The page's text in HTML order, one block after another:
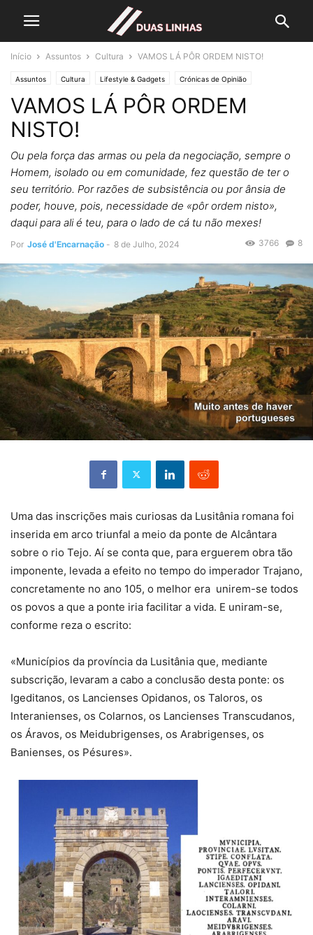
Início Assuntos Cultura VAMOS LÁ PÔR ORDEM NISTO!
Assuntos Cultura Lifestyle & Gadgets Crónicas de Opinião
PEDRAS ANTIGAS Política Editorias SOCIEDADE
VAMOS LÁ PÔR ORDEM
NISTO!
Ou pela força das armas ou pela da negociação, sempre o
Homem, isolado ou em comunidade, fez questão de ter o
seu território. Por razões de subsistência ou por ânsia de
poder, houve, pois, necessidade de «pôr ordem nisto»,
daqui para ali é teu, para o lado de cá tu não mexes!
Por José d'Encarnação - 8 de Julho, 2024 8
3766
Uma das inscrições mais curiosas da Lusitânia romana foi
inserida em arco triunfal a meio da ponte de Alcântara
sobre o rio Tejo. Aí se conta que, para erguerem obra tão
imponente, levada a efeito no tempo do imperador Trajano,
concretamente no ano 105, o melhor era unirem-se todos
os povos a que a ponte iria facilitar a vida. E uniram-se,
conforme reza o escrito:
«Municípios da província da Lusitânia que, mediante
subscrição, levaram a cabo a conclusão desta ponte: os
Igeditanos, os Lancienses Opidanos, os Taloros, os
Interanienses, os Colarnos, os Lancienses Transcudanos,
os Áravos, os Meidubrigenses, os Arabrigenses, os
Banienses, os Pésures».